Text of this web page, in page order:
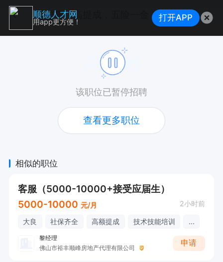
销售（高提成，五险一金，双休，福利完备）
该职位已暂停招聘
查看更多职位
相似的职位
客服（5000-10000+接受应届生）
5000-10000 元/月 2小时前
大良 社保齐全 高额提成 技术技能培训 ...
黎经理
佛山市裕丰顺峰房地产代理有限公司
申请
顺德人才网
用app更方便！ 打开APP